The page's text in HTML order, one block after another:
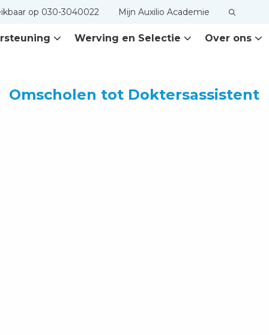
op 030-3040022 Mijn Auxilio Academie
Werving en Selectie Over ons
Omscholen tot Doktersassistent
Lees